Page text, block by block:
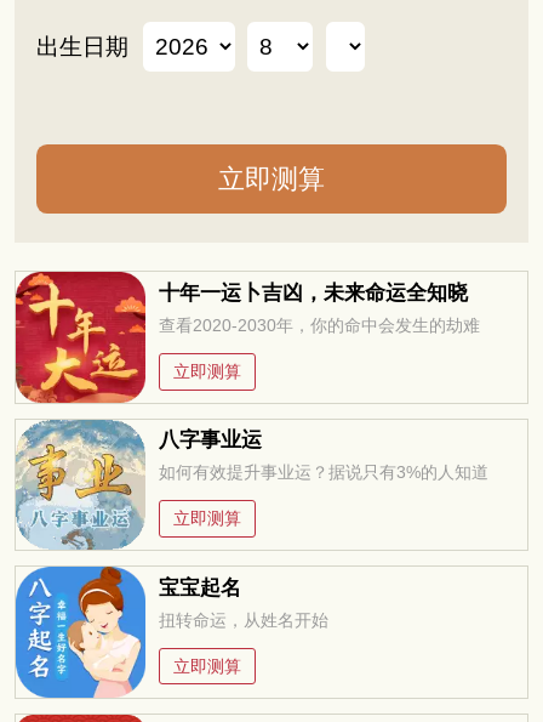
出生日期
十年一运卜吉凶，未来命运全知晓
查看2020-2030年，你的命中会发生的劫难
立即测算
八字事业运
如何有效提升事业运？据说只有3%的人知道
立即测算
宝宝起名
扭转命运，从姓名开始
立即测算